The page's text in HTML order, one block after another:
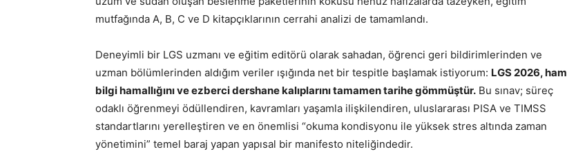
mutfağında A, B, C ve D kitapçıklarının cerrahi analizi de tamamlandı.
Deneyimli bir LGS uzmanı ve eğitim editörü olarak sahadan, öğrenci geri bildirimlerinden ve
uzman bölümlerinden aldığım veriler ışığında net bir tespitle başlamak istiyorum: LGS 2026, ham
bilgi hamallığını ve ezberci dershane kalıplarını tamamen tarihe gömmüştür. Bu sınav; süreç
odaklı öğrenmeyi ödüllendiren, kavramları yaşamla ilişkilendiren, uluslararası PISA ve TIMSS
standartlarını yerelleştiren ve en önemlisi “okuma kondisyonu ile yüksek stres altında zaman
yönetimini” temel baraj yapan yapısal bir manifesto niteliğindedir.